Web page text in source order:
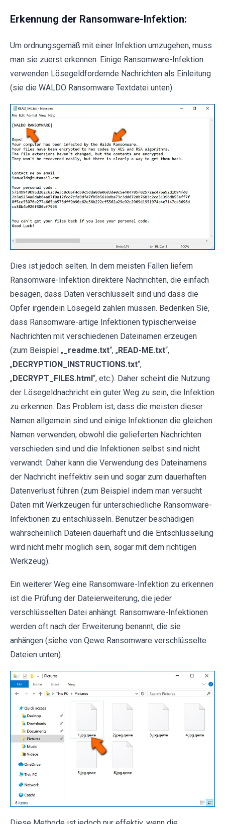
Erkennung der Ransomware-Infektion:
Um ordnungsgemäß mit einer Infektion umzugehen, muss
man sie zuerst erkennen. Einige Ransomware-Infektion
verwenden Lösegeldfordernde Nachrichten als Einleitung
(sie die WALDO Ransomware Textdatei unten).
Dies ist jedoch selten. In dem meisten Fällen liefern
Ransomware-Infektion direktere Nachrichten, die einfach
besagen, dass Daten verschlüsselt sind und dass die
Opfer irgendein Lösegeld zahlen müssen. Bedenken Sie,
dass Ransomware-artige Infektionen typischerweise
Nachrichten mit verschiedenen Dateinamen erzeugen
(zum Beispiel „ _readme.txt“, „READ-ME.txt“,
„DECRYPTION_INSTRUCTIONS.txt“,
„DECRYPT_FILES.html“, etc.). Daher scheint die Nutzung
der Lösegeldnachricht ein guter Weg zu sein, die Infektion
zu erkennen. Das Problem ist, dass die meisten dieser
Namen allgemein sind und einige Infektionen die gleichen
Namen verwenden, obwohl die gelieferten Nachrichten
verschieden sind und die Infektionen selbst sind nicht
verwandt. Daher kann die Verwendung des Dateinamens
der Nachricht ineffektiv sein und sogar zum dauerhaften
Datenverlust führen (zum Beispiel indem man versucht
Daten mit Werkzeugen für unterschiedliche Ransomware-
Infektionen zu entschlüsseln. Benutzer beschädigen
wahrscheinlich Dateien dauerhaft und die Entschlüsselung
wird nicht mehr möglich sein, sogar mit dem richtigen
Werkzeug).
Ein weiterer Weg eine Ransomware-Infektion zu erkennen
ist die Prüfung der Dateierweiterung, die jeder
verschlüsselten Datei anhängt. Ransomware-Infektionen
werden oft nach der Erweiterung benannt, die sie
anhängen (siehe von Qewe Ransomware verschlüsselte
Dateien unten).